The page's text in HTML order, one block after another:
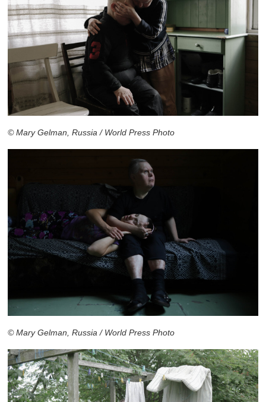
© Mary Gelman, Russia / World Press Photo
© Mary Gelman, Russia / World Press Photo